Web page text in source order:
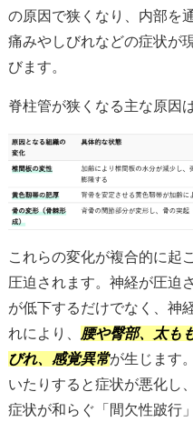
の原因で狭くなり、内部を
痛みやしびれなどの症状が
びます。
脊柱管が狭くなる主な原因
これらの変化が複合的に起
圧迫されます。神経が圧迫
が低下するだけでなく、神
れにより、 腰や臀部、太も
びれ、感覚異常が生じます
いたりすると症状が悪化し
症状が和らぐ「間欠性跛行